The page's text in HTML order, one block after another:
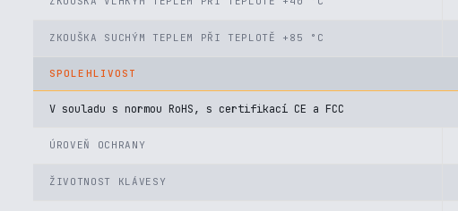
ZKOUŠKA SUCHÝM TEPLEM PŘI TEPLOTĚ +85 °C
SPOLEHLIVOST
V souladu s normou RoHS, s certifikací CE a FCC
ÚROVEŇ OCHRANY
ŽIVOTNOST KLÁVESY